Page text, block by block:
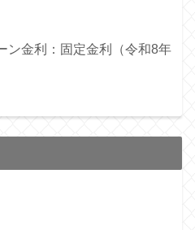
ン金利：固定金利（令和8年